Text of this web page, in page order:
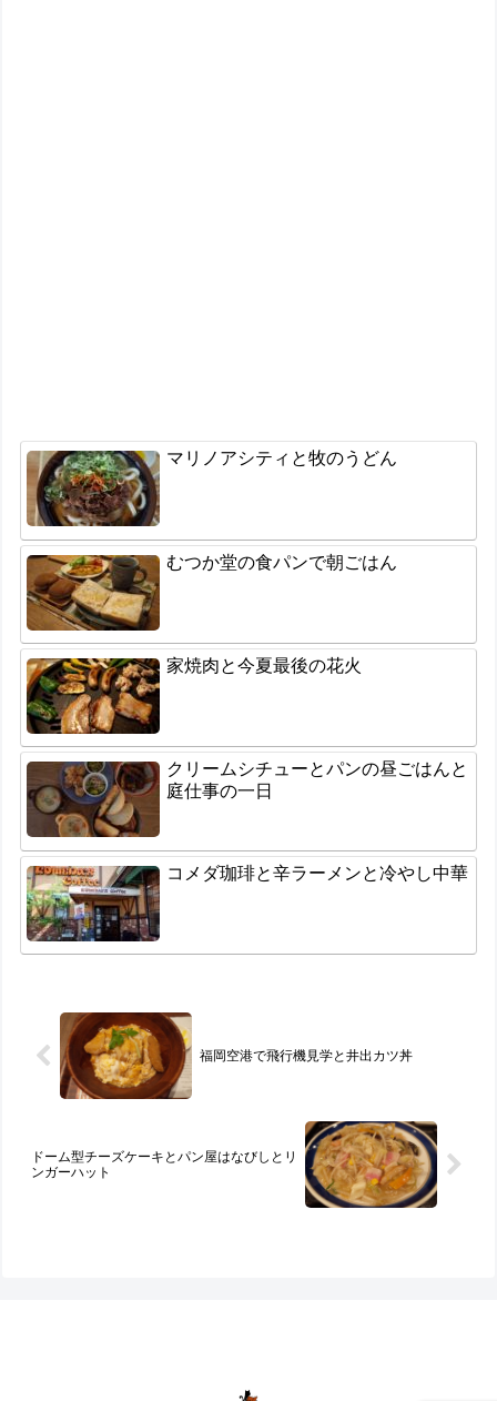
マリノアシティと牧のうどん
むつか堂の食パンで朝ごはん
家焼肉と今夏最後の花火
クリームシチューとパンの昼ごはんと
庭仕事の一日
コメダ珈琲と辛ラーメンと冷やし中華
福岡空港で飛行機見学と井出カツ丼
ドーム型チーズケーキとパン屋はなびしとリ
ンガーハット